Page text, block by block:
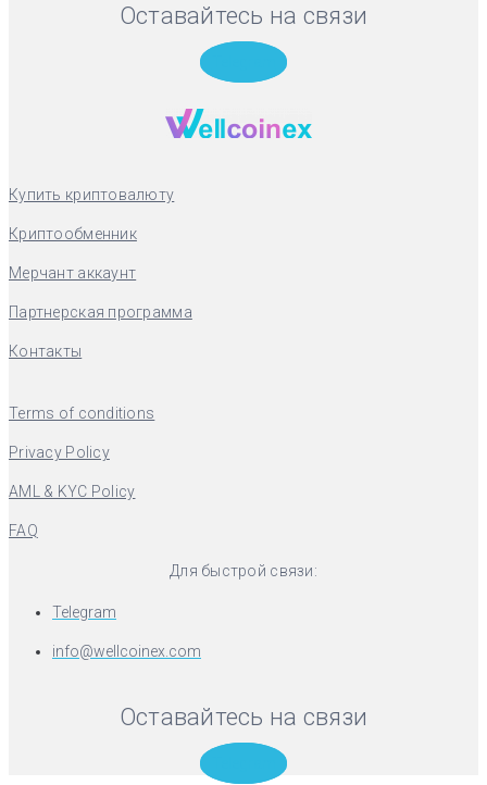
Оставайтесь на связи
Купить криптовалюту
Криптообменник
Мерчант аккаунт
Партнерская программа
Контакты
Terms of conditions
Privacy Policy
AML & KYC Policy
FAQ
Для быстрой связи:
Telegram
info@wellcoinex.com
Оставайтесь на связи